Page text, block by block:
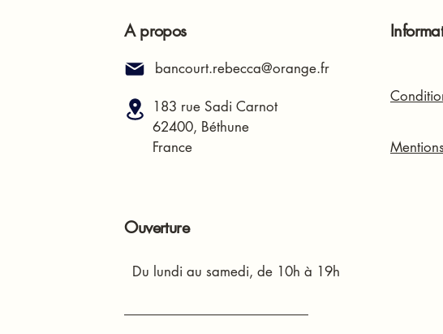
A propos
bancourt.rebecca@orange.fr
183 rue Sadi Carnot
62400, Béthune
France
Du lundi au samedi, de 10h à 19h
Ouverture